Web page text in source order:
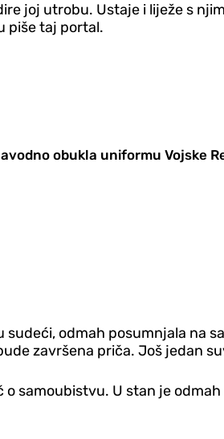
joj utrobu. Ustaje i liježe s
piše taj portal.
obukla uniformu Vojske
odmah posumnjala na
završena priča. Još jedan
samoubistvu. U stan je